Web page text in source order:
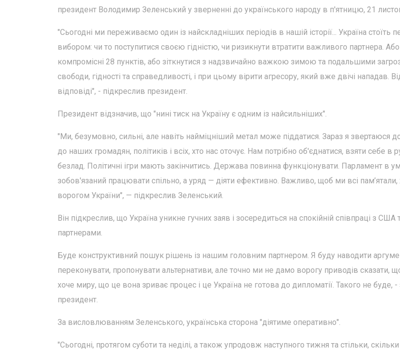
президент Володимир Зеленський у зверненні до українського народу в п'ятницю, 21
"Сьогодні ми переживаємо один із найскладніших періодів в нашій історії... Україна стоїть
вибором: чи то поступитися своєю гідністю, чи ризикнути втратити важливого партнера.
компромісні 28 пунктів, або зіткнутися з надзвичайно важкою зимою та подальшими
свободи, гідності та справедливості, і при цьому вірити агресору, який вже двічі нападав.
відповіді", - підкреслив президент.
Президент відзначив, що "нині тиск на Україну є одним із найсильніших".
"Ми, безумовно, сильні, але навіть найміцніший метал може піддатися. Зараз я звертаюся до
до наших громадян, політиків і всіх, хто нас оточує. Нам потрібно об'єднатися, взяти себе в
безлад. Політичні ігри мають закінчитись. Держава повинна функціонувати. Парламент в
зобов'язаний працювати спільно, а уряд — діяти ефективно. Важливо, щоб ми всі
ворогом України", — підкреслив Зеленський.
Він підкреслив, що Україна уникне гучних заяв і зосередиться на спокійній співпраці з США
партнерами.
Буде конструктивний пошук рішень із нашим головним партнером. Я буду наводити
переконувати, пропонувати альтернативи, але точно ми не дамо ворогу приводів сказати,
хоче миру, що це вона зриває процес і це Україна не готова до дипломатії. Такого не буде, -
президент.
За висловлюванням Зеленського, українська сторона "діятиме оперативно".
"Сьогодні, протягом суботи та неділі, а також упродовж наступного тижня та стільки,